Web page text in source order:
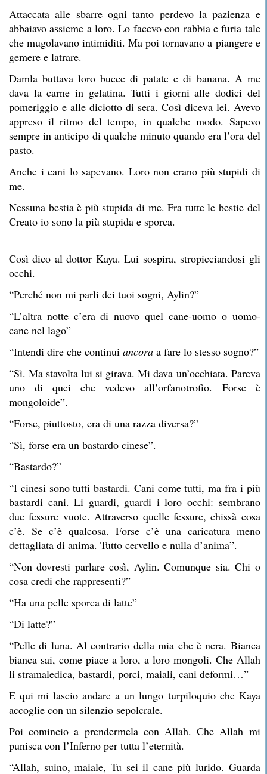
Attaccata alle sbarre ogni tanto perdevo la pazienza e
abbaiavo assieme a loro. Lo facevo con rabbia e furia tale
che mugolavano intimiditi. Ma poi tornavano a piangere e
gemere e latrare.
Damla buttava loro bucce di patate e di banana. A me
dava la carne in gelatina. Tutti i giorni alle dodici del
pomeriggio e alle diciotto di sera. Così diceva lei. Avevo
appreso il ritmo del tempo, in qualche modo. Sapevo
sempre in anticipo di qualche minuto quando era l’ora del
pasto.
Anche i cani lo sapevano. Loro non erano più stupidi di
me.
Nessuna bestia è più stupida di me. Fra tutte le bestie del
Creato io sono la più stupida e sporca.
Così dico al dottor Kaya. Lui sospira, stropicciandosi gli
occhi.
“Perché non mi parli dei tuoi sogni, Aylin?”
“L’altra notte c’era di nuovo quel cane-uomo o uomo-
cane nel lago”
“Intendi dire che continui ancora a fare lo stesso sogno?”
“Sì. Ma stavolta lui si girava. Mi dava un’occhiata. Pareva
uno di quei che vedevo all’orfanotrofio. Forse è
mongoloide”.
“Forse, piuttosto, era di una razza diversa?”
“Sì, forse era un bastardo cinese”.
“Bastardo?”
“I cinesi sono tutti bastardi. Cani come tutti, ma fra i più
bastardi cani. Li guardi, guardi i loro occhi: sembrano
due fessure vuote. Attraverso quelle fessure, chissà cosa
c’è. Se c’è qualcosa. Forse c’è una caricatura meno
dettagliata di anima. Tutto cervello e nulla d’anima”.
“Non dovresti parlare così, Aylin. Comunque sia. Chi o
cosa credi che rappresenti?”
“Ha una pelle sporca di latte”
“Di latte?”
“Pelle di luna. Al contrario della mia che è nera. Bianca
bianca sai, come piace a loro, a loro mongoli. Che Allah
li stramaledica, bastardi, porci, maiali, cani deformi…”
E qui mi lascio andare a un lungo turpiloquio che Kaya
accoglie con un silenzio sepolcrale.
Poi comincio a prendermela con Allah. Che Allah mi
punisca con l’Inferno per tutta l’eternità.
“Allah, suino, maiale, Tu sei il cane più lurido. Guarda